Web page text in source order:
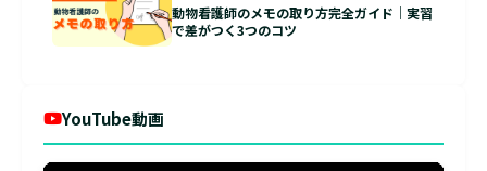
動物看護師のメモの取り方完全ガイド｜実習
で差がつく3つのコツ
YouTube動画